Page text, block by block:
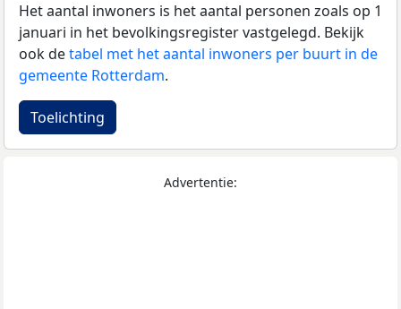
Het aantal inwoners is het aantal personen zoals op 1
januari in het bevolkingsregister vastgelegd. Bekijk
ook detabel met het aantal inwoners per buurt in de
gemeente Rotterdam.
Toelichting
Advertentie: